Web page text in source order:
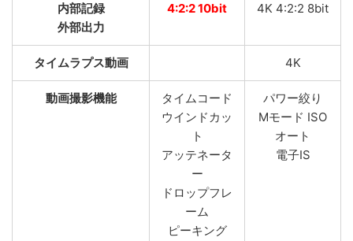
内部記録
外部出力
4:2:2 10bit 4K 4:2:2 8bit
タイムラプス動画 4K
動画撮影機能
タイムコード
ウインドカッ
ト
アッテネータ
ー
ドロップフレ
ーム
ピーキング
パワー絞り
Mモード ISO
オート
電子IS